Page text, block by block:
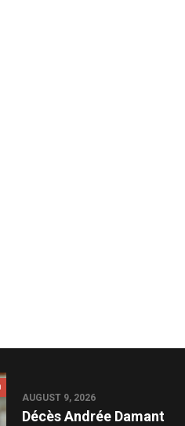
AUGUST 9, 2026
Décès Andrée Damant